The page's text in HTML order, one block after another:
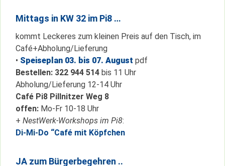
Mittags in KW 32 im Pi8 …
kommt Leckeres zum kleinen Preis auf den Tisch, im
Café+Abholung/Lieferung
• Speiseplan 03. bis 07. August pdf
Bestellen: 322 944 514 bis 11 Uhr
Abholung/Lieferung 12-14 Uhr
Café Pi8 Pillnitzer Weg 8
offen: Mo-Fr 10-18 Uhr
+ NestWerk-Workshops im Pi8:
Di-Mi-Do “Café mit Köpfchen
JA zum Bürgerbegehren ..